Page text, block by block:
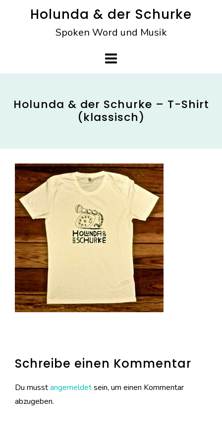
Holunda & der Schurke
Spoken Word und Musik
Holunda & der Schurke – T-Shirt
(klassisch)
Schreibe einen Kommentar
Du musstangemeldetsein, um einen Kommentar
abzugeben.